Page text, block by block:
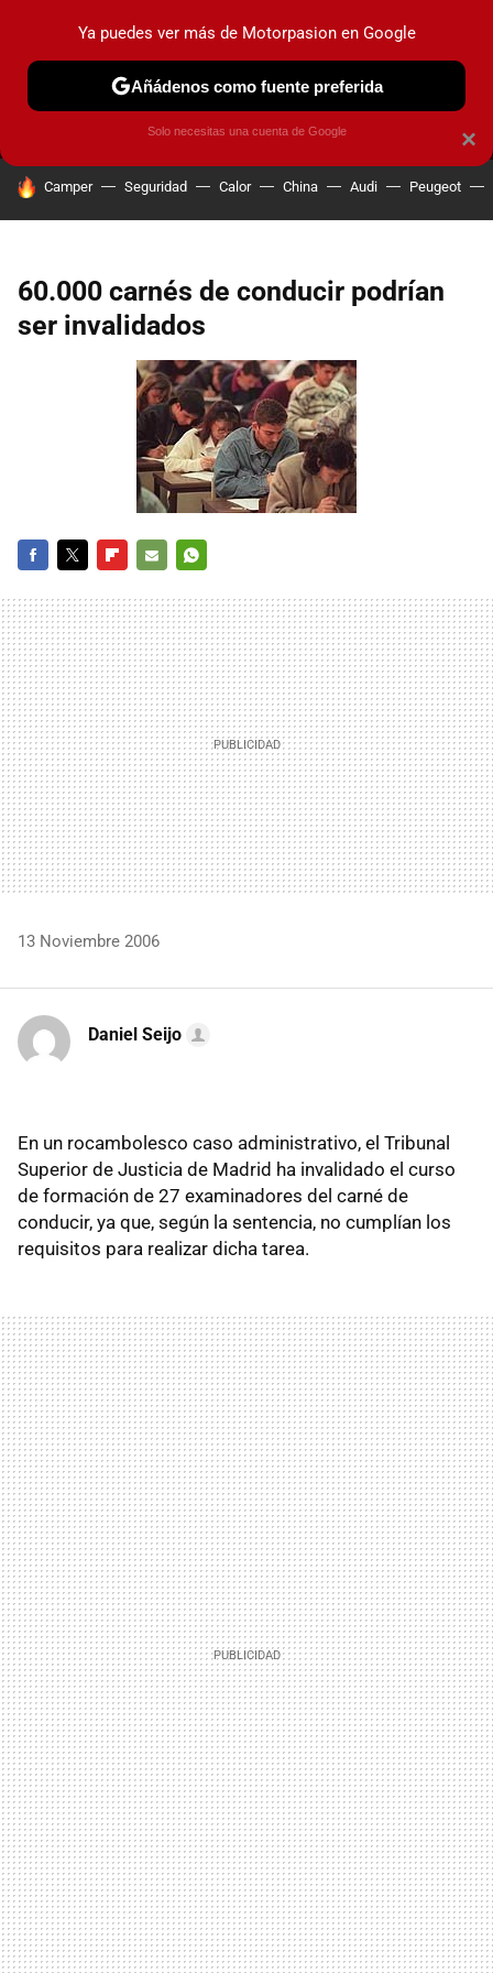
MENÚ NUEVO
COCHES ELÉCTRICOS OBSERVATORIO
HOY SE HABLA DE
Camper Seguridad Calor China Audi Peugeot
60.000 carnés de conducir podrían
ser invalidados
MAIL
13 Noviembre 2006
Daniel Seijo
En un rocambolesco caso administrativo, el Tribunal
Superior de Justicia de Madrid ha invalidado el curso
de formación de 27 examinadores del carné de
conducir, ya que, según la sentencia, no cumplían los
requisitos para realizar dicha tarea.
×
Ya puedes ver más de Motorpasion en Google
Añádenos como fuente preferida
Solo necesitas una cuenta de Google